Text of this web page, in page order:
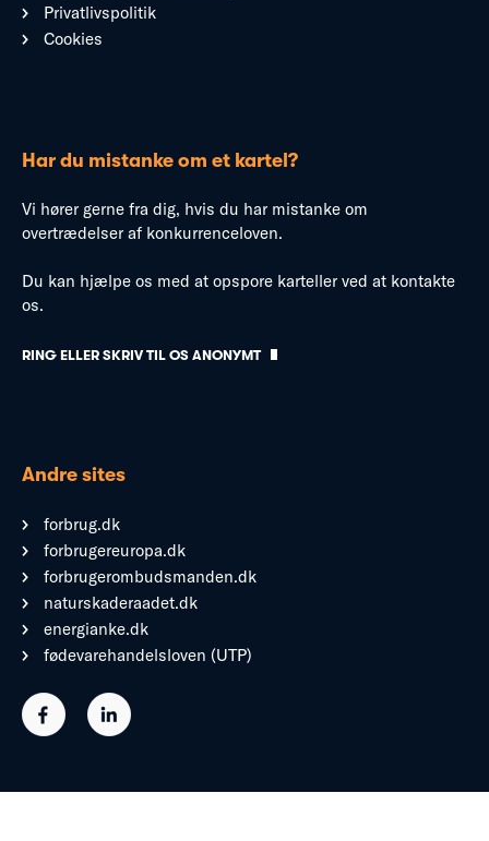
Privatlivspolitik
Cookies
Har du mistanke om et kartel?
Vi hører gerne fra dig, hvis du har mistanke om
overtrædelser af konkurrenceloven.
Du kan hjælpe os med at opspore karteller ved at kontakte
os.
RING ELLER SKRIV TIL OS ANONYMT
Andre sites
forbrug.dk
forbrugereuropa.dk
forbrugerombudsmanden.dk
naturskaderaadet.dk
energianke.dk
fødevarehandelsloven (UTP)